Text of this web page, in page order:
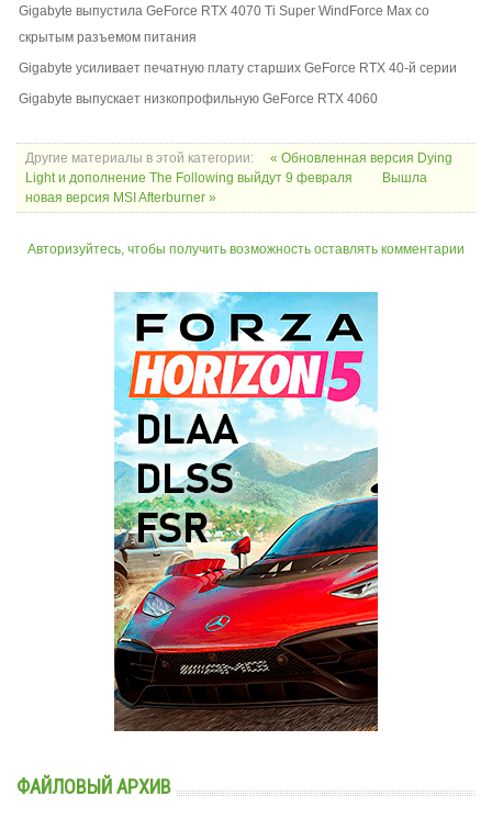
Gigabyte выпустила GeForce RTX 4070 Ti Super WindForce Max со
скрытым разъемом питания
Gigabyte усиливает печатную плату старших GeForce RTX 40-й серии
Gigabyte выпускает низкопрофильную GeForce RTX 4060
Другие материалы в этой категории:
« Обновленная версия Dying
Light и дополнение The Following выйдут 9 февраля
Вышла
новая версия MSI Afterburner »
Авторизуйтесь, чтобы получить возможность оставлять комментарии
ФАЙЛОВЫЙ АРХИВ